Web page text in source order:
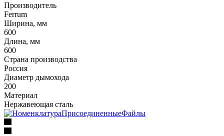
Производитель
Ferrum
Ширина, мм
600
Длина, мм
600
Страна производства
Россия
Диаметр дымохода
200
Материал
Нержавеющая сталь